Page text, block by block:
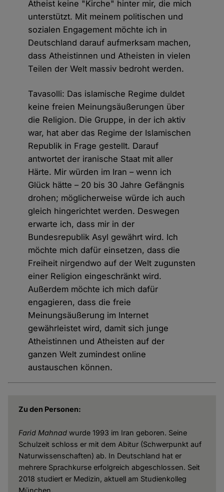
Atheist keine "Kirche" hinter mir, die mich
unterstützt. Mit meinem politischen und
sozialen Engagement möchte ich in
Deutschland darauf aufmerksam machen,
dass Atheistinnen und Atheisten in vielen
Teilen der Welt massiv bedroht werden.
Tavasolli: Das islamische Regime duldet
keine freien Meinungsäußerungen über
die Religion. Die Gruppe, in der ich aktiv
war, hat aber das Regime der Islamischen
Republik in Frage gestellt. Darauf
antwortet der iranische Staat mit aller
Härte. Mir würden im Iran – wenn ich
Glück hätte – 20 bis 30 Jahre Gefängnis
drohen; möglicherweise würde ich auch
gleich hingerichtet werden. Deswegen
erwarte ich, dass mir in der
Bundesrepublik Asyl gewährt wird. Ich
möchte mich dafür einsetzen, dass die
Freiheit nirgendwo auf der Welt zugunsten
einer Religion eingeschränkt wird.
Außerdem möchte ich mich dafür
engagieren, dass die freie
Meinungsäußerung im Internet
gewährleistet wird, damit sich junge
Atheistinnen und Atheisten auf der
ganzen Welt zumindest online
austauschen können.
Zu den Personen:
Farid Mahnad wurde 1993 im Iran geboren. Seine
Schulzeit schloss er mit dem Abitur (Schwerpunkt auf
Naturwissenschaften) ab. In Deutschland hat er
mehrere Sprachkurse erfolgreich abgeschlossen. Seit
2018 studiert er Medizin, aktuell am Studienkolleg
München.